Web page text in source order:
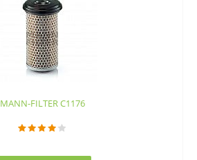
MANN-FILTER C1176